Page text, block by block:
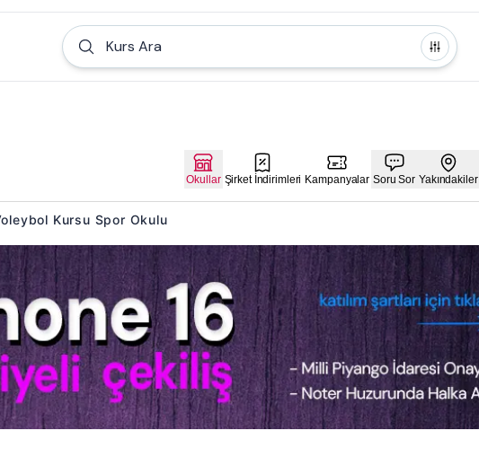
Kurs Ara
Okullar Şirket İndirimleri Kampanyalar Soru Sor Yakındakiler
Kursu Spor Okulu